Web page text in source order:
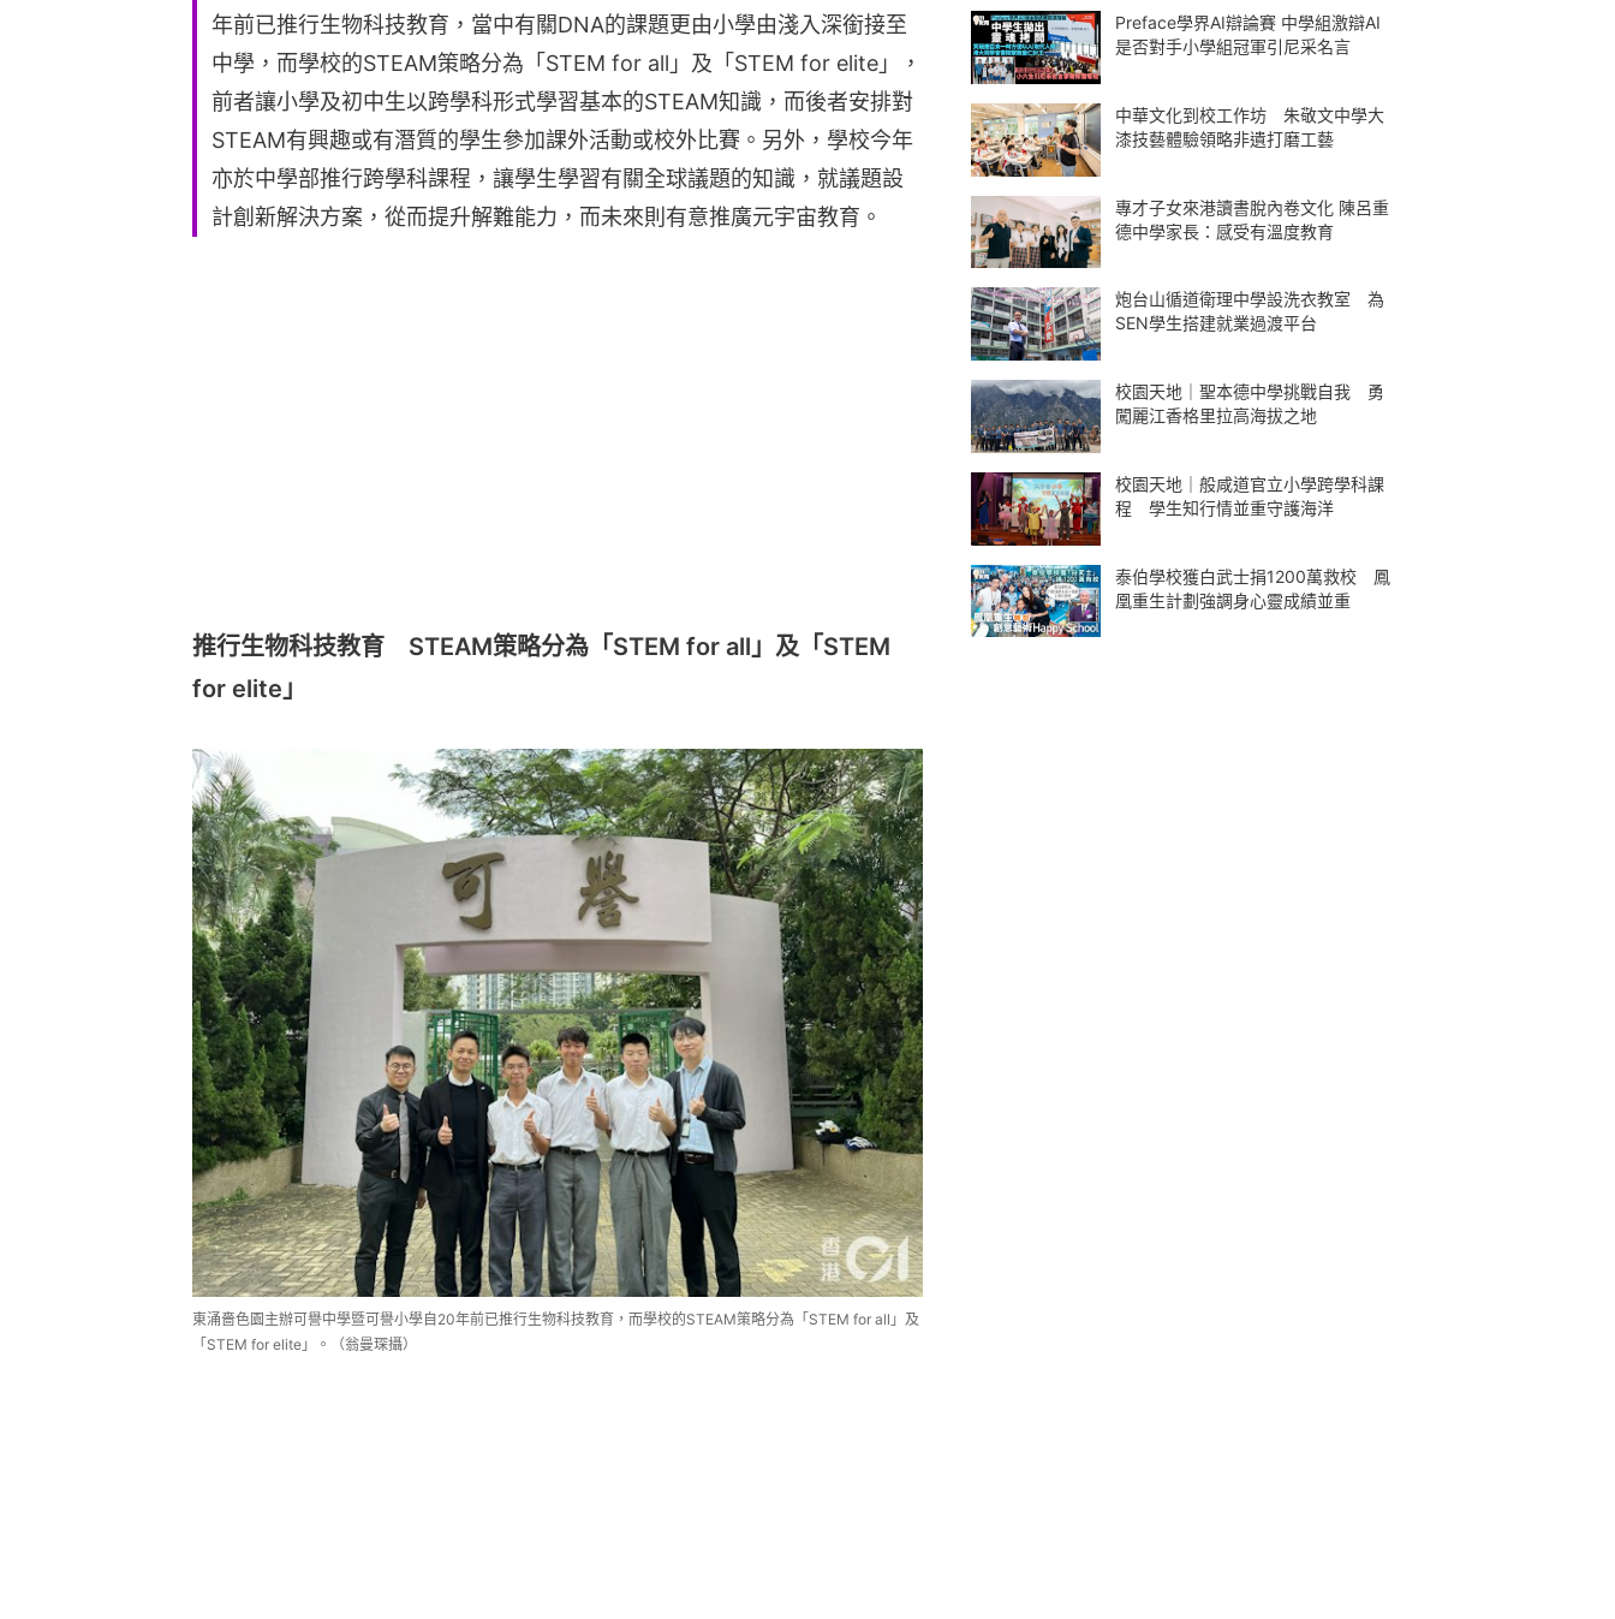
年前已推行生物科技教育，當中有關DNA的課題更由小學由淺入深銜接至
中學，而學校的STEAM策略分為「STEM for all」及「STEM for elite」，
前者讓小學及初中生以跨學科形式學習基本的STEAM知識，而後者安排對
STEAM有興趣或有潛質的學生參加課外活動或校外比賽。另外，學校今年
亦於中學部推行跨學科課程，讓學生學習有關全球議題的知識，就議題設
計創新解決方案，從而提升解難能力，而未來則有意推廣元宇宙教育。
推行生物科技教育 STEAM策略分為「STEM for all」及「STEM
for elite」
東涌嗇色園主辦可譽中學暨可譽小學自20年前已推行生物科技教育，而學校的STEAM策略分為「STEM for all」及
「STEM for elite」。（翁曼琛攝）
Preface學界AI辯論賽 中學組激辯AI
是否對手小學組冠軍引尼采名言
中華文化到校工作坊 朱敬文中學大
漆技藝體驗領略非遺打磨工藝
專才子女來港讀書脫內卷文化 陳呂重
德中學家長：感受有溫度教育
炮台山循道衛理中學設洗衣教室 為
SEN學生搭建就業過渡平台
校園天地｜聖本德中學挑戰自我 勇
闖麗江香格里拉高海拔之地
校園天地｜般咸道官立小學跨學科課
程 學生知行情並重守護海洋
泰伯學校獲白武士捐1200萬救校 鳳
凰重生計劃強調身心靈成績並重